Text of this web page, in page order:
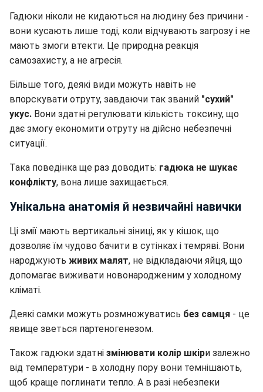
Гадюки ніколи не кидаються на людину без причини -
вони кусають лише тоді, коли відчувають загрозу і не
мають змоги втекти. Це природна реакція
самозахисту, а не агресія.
Більше того, деякі види можуть навіть не
впорскувати отруту, завдаючи так званий "сухий"
укус. Вони здатні регулювати кількість токсину, що
дає змогу економити отруту на дійсно небезпечні
ситуації.
Така поведінка ще раз доводить: гадюка не шукає
конфлікту, вона лише захищається.
Унікальна анатомія й незвичайні навички
Ці змії мають вертикальні зіниці, як у кішок, що
дозволяє їм чудово бачити в сутінках і темряві. Вони
народжують живих малят, не відкладаючи яйця, що
допомагає виживати новонародженим у холодному
кліматі.
Деякі самки можуть розмножуватись без самця - це
явище зветься партеногенезом.
Також гадюки здатні змінювати колір шкіри залежно
від температури - в холодну пору вони темнішають,
щоб краще поглинати тепло. А в разі небезпеки